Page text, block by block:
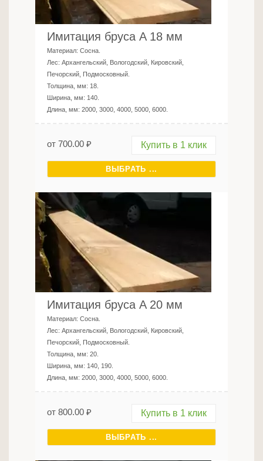
Имитация бруса A 18 мм
Материал: Сосна
Лес: Архангельский, Вологодский, Кировский,
Печорский, Подмосковный
Толщина, мм: 18
Ширина, мм: 140
Длина, мм: 2000, 3000, 4000, 5000, 6000
от 700.00 ₽ Купить в 1 клик
ВЫБРАТЬ ...
Имитация бруса A 20 мм
Материал: Сосна
Лес: Архангельский, Вологодский, Кировский,
Печорский, Подмосковный
Толщина, мм: 20
Ширина, мм: 140, 190
Длина, мм: 2000, 3000, 4000, 5000, 6000
от 800.00 ₽ Купить в 1 клик
ВЫБРАТЬ ...